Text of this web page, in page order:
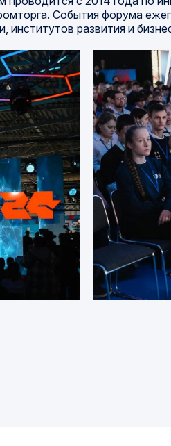
События форума
институтов развития и